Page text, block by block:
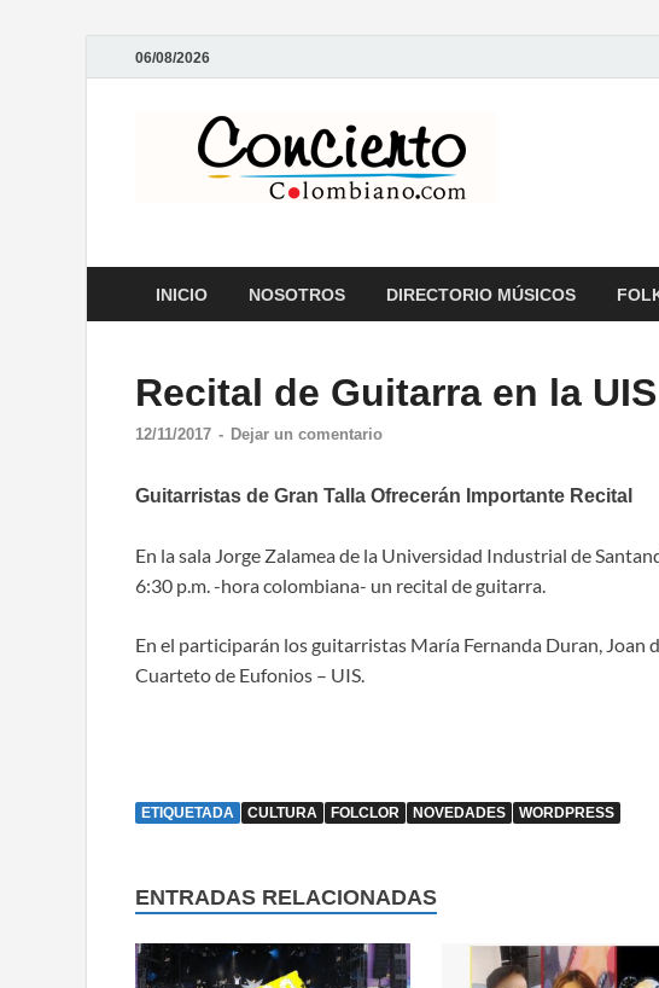
06/08/2026
INICIO NOSOTROS DIRECTORIO MÚSICOS
Recital de Guitarra en la UIS
12/11/2017 - Dejar un comentario
Guitarristas de Gran Talla Ofrecerán Importante Recital
En la sala Jorge Zalamea de la Universidad Industrial de
6:30 p.m. -hora colombiana- un recital de guitarra.
En el participarán los guitarristas María Fernanda Duran, Joan
Cuarteto de Eufonios – UIS.
ETIQUETADA CULTURA FOLCLOR NOVEDADES WORDPRESS
ENTRADAS RELACIONADAS